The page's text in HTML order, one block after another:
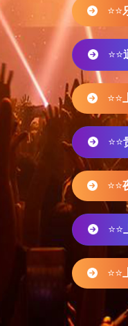
⭐⭐
⭐⭐
⭐⭐
⭐⭐
⭐⭐
⭐⭐
⭐⭐